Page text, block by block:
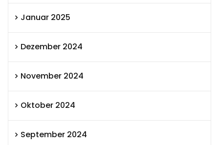
Januar 2025
Dezember 2024
November 2024
Oktober 2024
September 2024